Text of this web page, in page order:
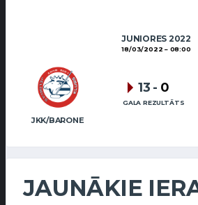
JUNIORES 2022
18/03/2022 08:00
JKK/BARONE
13 - 0
GALA REZULTĀTS
JAUNĀKIE